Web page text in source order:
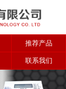
推荐产品
联系我们